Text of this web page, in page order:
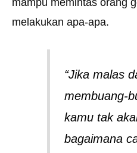
melakukan apa-apa.
“Jika malas
membuang-
kamu tak
bagaimana